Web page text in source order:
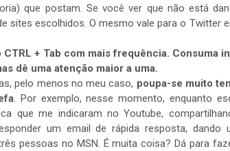
que postam. Se você ver que não está
sites escolhidos. O mesmo vale para o Twitter
+ Tab com mais frequência. Consuma
dê uma atenção maior a uma.
pelo menos no meu caso, poupa-se muito
. Por exemplo, nesse momento, enquanto
que me indicaram no Youtube,
um email de rápida resposta, dando
pessoas no MSN. É muita coisa? Dá para